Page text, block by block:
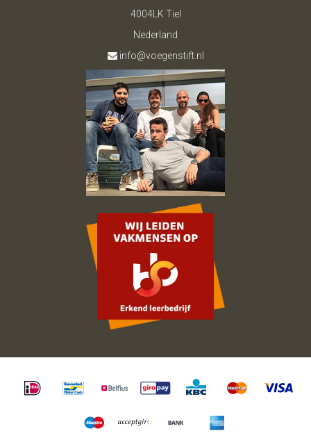
4004LK Tiel
Nederland
info@voegenstift.nl